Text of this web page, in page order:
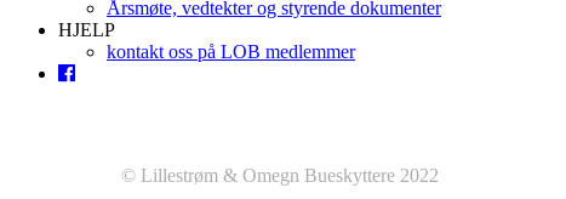
Årsmøte, vedtekter og styrende dokumenter
HJELP
kontakt oss på LOB medlemmer
© Lillestrøm & Omegn Bueskyttere 2022